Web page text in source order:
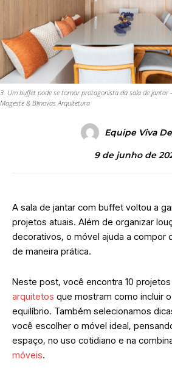
3. Um buffet pode se tornar protagonista da sala de jantar
Mageste & Blinovas Arquitetura
Equipe Viva
9 de junho de
A sala de jantar com buffet voltou a
projetos atuais. Além de organizar
decorativos, o móvel ajuda a compor
de maneira prática.
Neste post, você encontra 10
arquitetos que mostram como incluir
equilíbrio. Também selecionamos
você escolher o móvel ideal,
espaço, no uso cotidiano e na
móveis.